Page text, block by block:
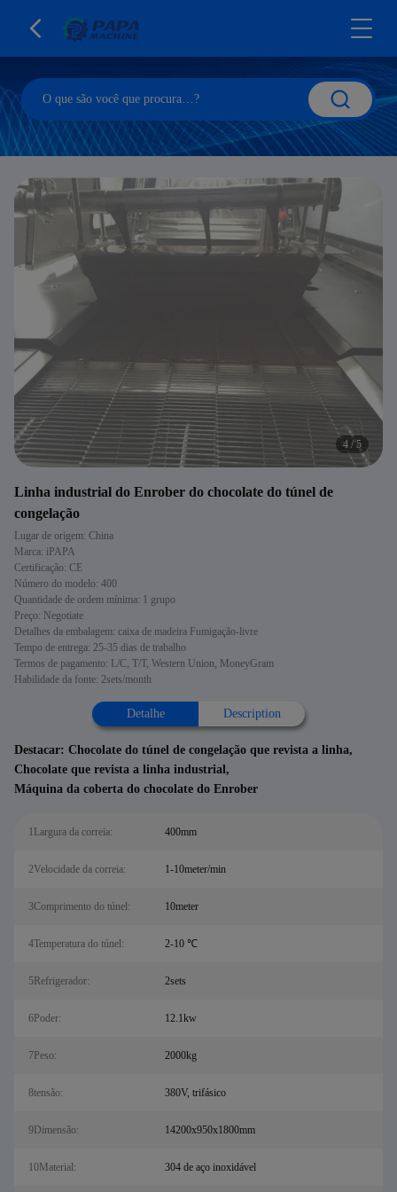
4 /5
Linha industrial do Enrober do chocolate do túnel de
congelação
Lugar de origem: China
Marca: iPAPA
Certificação: CE
Número do modelo: 400
Quantidade de ordem mínima: 1 grupo
Preço: Negotiate
Detalhes da embalagem: caixa de madeira Fumigação-livre
Tempo de entrega: 25-35 dias de trabalho
Termos de pagamento: L/C, T/T, Western Union, MoneyGram
Habilidade da fonte: 2sets/month
Detalhe Description
Destacar: Chocolate do túnel de congelação que revista a linha,
Chocolate que revista a linha industrial,
Máquina da coberta do chocolate do Enrober
1Largura da correia: 400mm
2Velocidade da correia: 1-10meter/min
3Comprimento do túnel: 10meter
4Temperatura do túnel: 2-10 ℃
5Refrigerador: 2sets
6Poder: 12.1kw
7Peso: 2000kg
8tensão: 380V, trifásico
9Dimensão: 14200x950x1800mm
10Material: 304 de aço inoxidável